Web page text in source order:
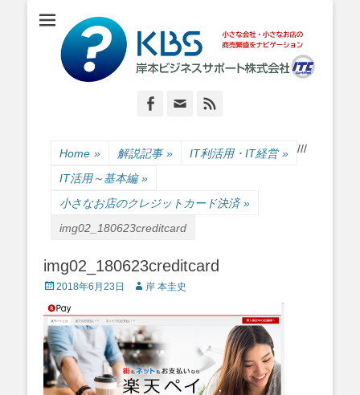
岸本ビジネスサポ
ート株式会社
小さな会社・小さなお店のIT経営をナビゲーション
Facebook
Email
Home » 解説記事 » /
IT利活用・IT経営 » /
IT活用～基本編 »
/
小さなお店のクレジットカード決済 »
img02_180623creditcard
img02_180623creditcard
Posted
2018年6月23日 Author
岸 本圭史